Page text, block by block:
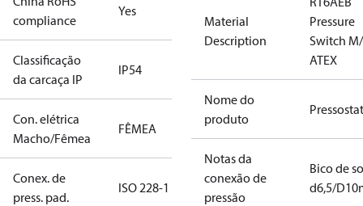
compliance
Yes
Classificação
da carcaça IP
IP54
Con. elétrica
Macho/Fêmea
FÊMEA
Conex. de
press. pad.
ISO 228-1
Material
Description
Pressure
Switch
ATEX
Nome do
produto
Notas da
conexão de
pressão
Bico de
d6,5/